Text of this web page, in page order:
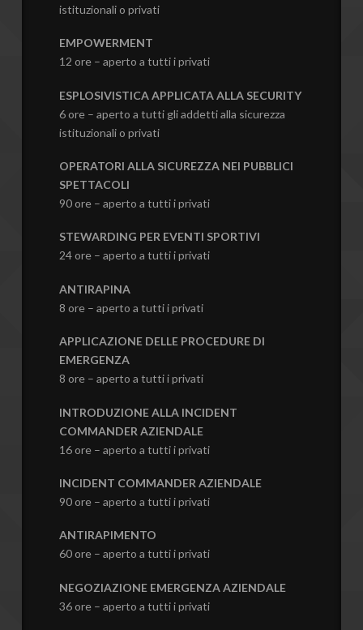
istituzionali o privati
EMPOWERMENT
12 ore – aperto a tutti i privati
ESPLOSIVISTICA APPLICATA ALLA SECURITY
6 ore – aperto a tutti gli addetti alla sicurezza
istituzionali o privati
OPERATORI ALLA SICUREZZA NEI PUBBLICI
SPETTACOLI
90 ore – aperto a tutti i privati
STEWARDING PER EVENTI SPORTIVI
24 ore – aperto a tutti i privati
ANTIRAPINA
8 ore – aperto a tutti i privati
APPLICAZIONE DELLE PROCEDURE DI
EMERGENZA
8 ore – aperto a tutti i privati
INTRODUZIONE ALLA INCIDENT
COMMANDER AZIENDALE
16 ore – aperto a tutti i privati
INCIDENT COMMANDER AZIENDALE
90 ore – aperto a tutti i privati
ANTIRAPIMENTO
60 ore – aperto a tutti i privati
NEGOZIAZIONE EMERGENZA AZIENDALE
36 ore – aperto a tutti i privati